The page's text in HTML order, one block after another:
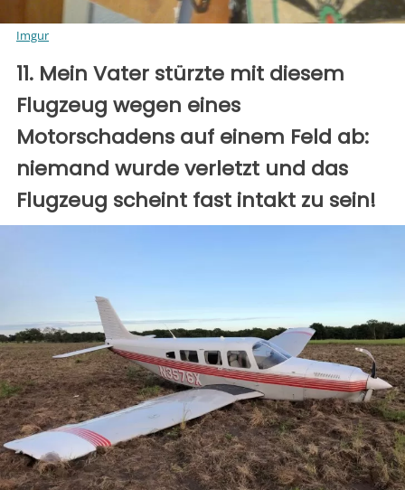
Imgur
11. Mein Vater stürzte mit diesem
Flugzeug wegen eines
Motorschadens auf einem Feld ab:
niemand wurde verletzt und das
Flugzeug scheint fast intakt zu sein!